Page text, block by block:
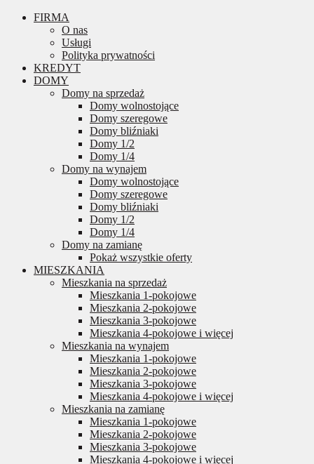
FIRMA
O nas
Usługi
Polityka prywatności
KREDYT
DOMY
Domy na sprzedaż
Domy wolnostojące
Domy szeregowe
Domy bliźniaki
Domy 1/2
Domy 1/4
Domy na wynajem
Domy wolnostojące
Domy szeregowe
Domy bliźniaki
Domy 1/2
Domy 1/4
Domy na zamianę
Pokaż wszystkie oferty
MIESZKANIA
Mieszkania na sprzedaż
Mieszkania 1-pokojowe
Mieszkania 2-pokojowe
Mieszkania 3-pokojowe
Mieszkania 4-pokojowe i więcej
Mieszkania na wynajem
Mieszkania 1-pokojowe
Mieszkania 2-pokojowe
Mieszkania 3-pokojowe
Mieszkania 4-pokojowe i więcej
Mieszkania na zamianę
Mieszkania 1-pokojowe
Mieszkania 2-pokojowe
Mieszkania 3-pokojowe
Mieszkania 4-pokojowe i więcej